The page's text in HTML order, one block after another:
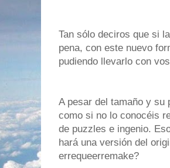
Tan sólo deciros que si
pena, con este nuevo
pudiendo llevarlo con
A pesar del tamaño y su
como si no lo conocéis
de puzzles e ingenio.
hará una versión del
errequeerremake?